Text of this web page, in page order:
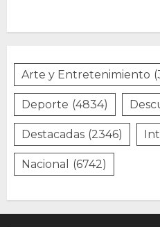
Arte y Entretenimiento
Deporte (4834)
Destacadas (2346)
Nacional (6742)